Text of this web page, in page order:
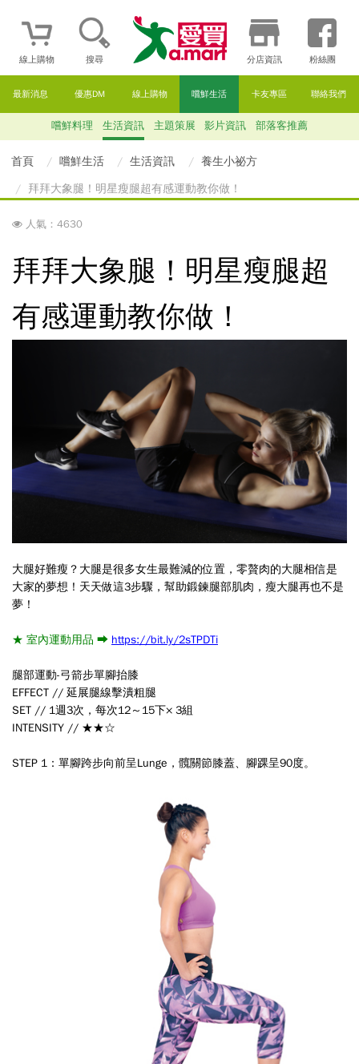
線上購物 搜尋 分店資訊 粉絲團
最新消息 優惠DM 線上購物 嚐鮮生活 卡友專區 聯絡我們
嚐鮮料理 生活資訊 主題策展 影片資訊 部落客推薦
首頁 嚐鮮生活 生活資訊
養生小祕方
拜拜大象腿！明星瘦腿超有感運動教你做！
人氣：4630
拜拜大象腿！明星瘦腿超
有感運動教你做！
大腿好難瘦？大腿是很多女生最難減的位置，零贅肉的大腿相信是
大家的夢想！天天做這3步驟，幫助鍛鍊腿部肌肉，瘦大腿再也不是
夢！
★ 室內運動用品 ➡ https://bit.ly/2sTPDTi
腿部運動-弓箭步單腳抬膝
EFFECT // 延展腿線擊潰粗腿
SET // 1週3次，每次12～15下× 3組
INTENSITY // ★★☆
STEP 1：單腳跨步向前呈Lunge，髖關節膝蓋、腳踝呈90度。